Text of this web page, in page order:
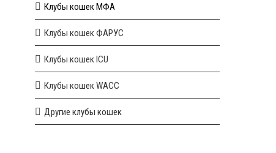
Клубы кошек МФА
Клубы кошек ФАРУС
Клубы кошек ICU
Клубы кошек WACC
Другие клубы кошек